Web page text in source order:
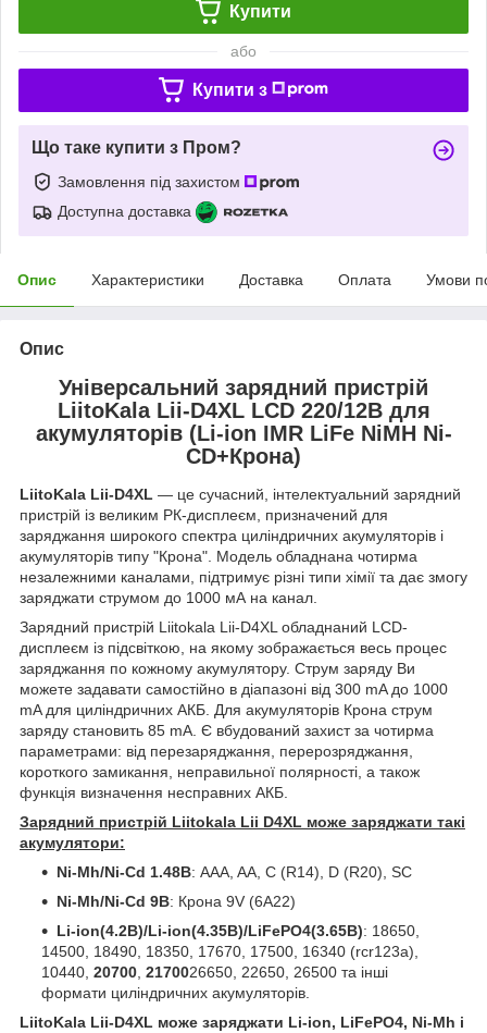
Купити
або
Купити з
Що таке купити з Пром?
Замовлення під захистом
Доступна доставка
Опис Характеристики Доставка Оплата Умови
Опис
Універсальний зарядний пристрій
LiitoKala Lii-D4XL LCD 220/12B для
акумуляторів (Li-ion IMR LiFe NiMH Ni-
CD+Крона)
LiitoKala Lii-D4XL — це сучасний, інтелектуальний зарядний
пристрій із великим РК-дисплеєм, призначений для
заряджання широкого спектра циліндричних акумуляторів і
акумуляторів типу "Крона". Модель обладнана чотирма
незалежними каналами, підтримує різні типи хімії та дає змогу
заряджати струмом до 1000 мА на канал.
Зарядний пристрій Liitokala Lii-D4XL обладнаний LCD-
дисплеєм із підсвіткою, на якому зображається весь процес
заряджання по кожному акумулятору. Струм заряду Ви
можете задавати самостійно в діапазоні від 300 mA до 1000
mA для циліндричних АКБ. Для акумуляторів Крона струм
заряду становить 85 mA. Є вбудований захист за чотирма
параметрами: від перезаряджання, перерозряджання,
короткого замикання, неправильної полярності, а також
функція визначення несправних АКБ.
Зарядний пристрій Liitokala Lii D4XL може заряджати такі
акумулятори:
Ni-Mh/Ni-Cd 1.48В: AAA, AA, C (R14), D (R20), SC
Ni-Mh/Ni-Cd 9В: Крона 9V (6А22)
Li-ion(4.2В)/Li-ion(4.35В)/LiFePO4(3.65В): 18650,
14500, 18490, 18350, 17670, 17500, 16340 (rcr123a),
10440, 20700, 2170026650, 22650, 26500 та інші
формати циліндричних акумуляторів.
LiitoKala Lii-D4XL може заряджати Li-ion, LiFePO4, Ni-Mh і